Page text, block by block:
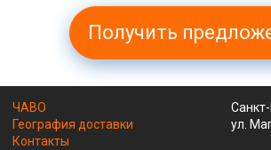
Получить
ЧАВО
География доставки
Контакты
ул.